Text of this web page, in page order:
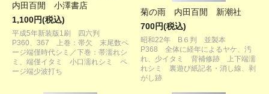
内田百閒 小澤書店
1,100円(税込)
平成5年新装版1刷 四六判
P360、367 上巻：帯欠 末尾数ペ
ージ端僅時代シミ／下巻：帯濡れシ
ミ、端僅イタミ 小口濡れシミ ペ
ージ端少波打ち
菊の雨 内田百閒 新潮社
700円(税込)
昭和22年 B６判 並製本
P368 全体に経年によるヤケ、汚
れ、少イタミ 背補修跡 上下端濡
れシミ 裏遊び紙記名・消し線、剥
がし跡